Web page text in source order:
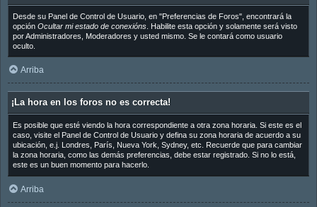
Desde su Panel de Control de Usuario, en "Preferencias de Foros", encontrará la
opción Ocultar mi estado de conexións. Habilite esta opción y solamente será visto
por Administradores, Moderadores y usted mismo. Se le contará como usuario
oculto.
Arriba
¡La hora en los foros no es correcta!
Es posible que esté viendo la hora correspondiente a otra zona horaria. Si este es el
caso, visite el Panel de Control de Usuario y defina su zona horaria de acuerdo a su
ubicación, e.j. Londres, París, Nueva York, Sydney, etc. Recuerde que para cambiar
la zona horaria, como las demás preferencias, debe estar registrado. Si no lo está,
este es un buen momento para hacerlo.
Arriba